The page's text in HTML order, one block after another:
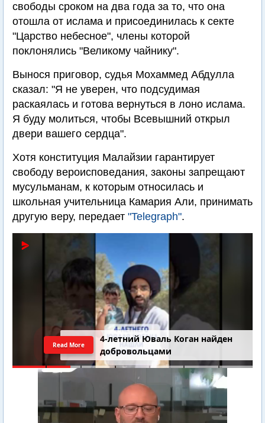
свободы сроком на два года за то, что она
отошла от ислама и присоединилась к секте
"Царство небесное", члены которой
поклонялись "Великому чайнику".
Вынося приговор, судья Мохаммед Абдулла
сказал: "Я не уверен, что подсудимая
раскаялась и готова вернуться в лоно ислама.
Я буду молиться, чтобы Всевышний открыл
двери вашего сердца".
Хотя конституция Малайзии гарантирует
свободу вероисповедания, законы запрещают
мусульманам, к которым относилась и
школьная учительница Камария Али, принимать
другую веру, передает "Telegraph".
4-летний Юваль Коган найден
добровольцами
Read More